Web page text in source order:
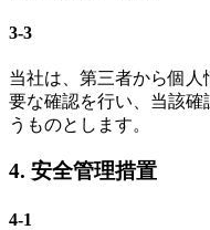
3-3
当社は、第三者から個
要な確認を行い、当該
うものとします。
4. 安全管理措置
4-1